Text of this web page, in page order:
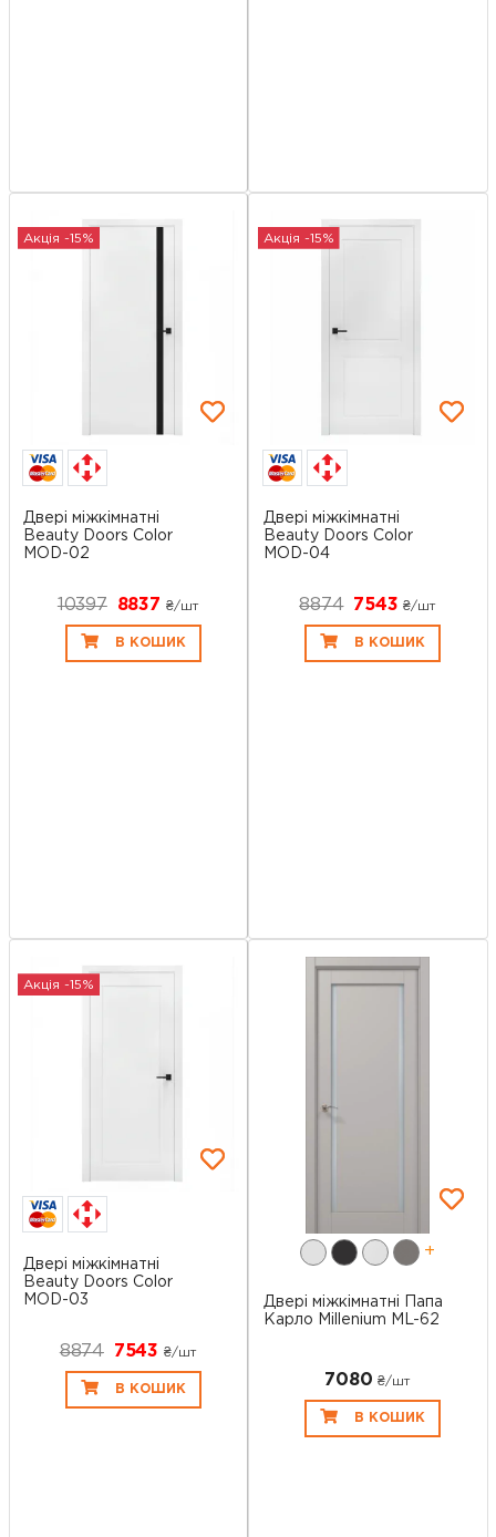
Акція -15%
Двері міжкімнатні
Beauty Doors Color
MOD-02
10397 8837 ₴/шт
В КОШИК
Акція -15%
Двері міжкімнатні
Beauty Doors Color
MOD-04
8874 7543₴/шт
В КОШИК
Акція -15%
Двері міжкімнатні
Beauty Doors Color
MOD-03
8874 7543 ₴/шт
В КОШИК
+
Двері міжкімнатні Папа
Карло Millenium ML-62
7080 ₴/шт
В КОШИК